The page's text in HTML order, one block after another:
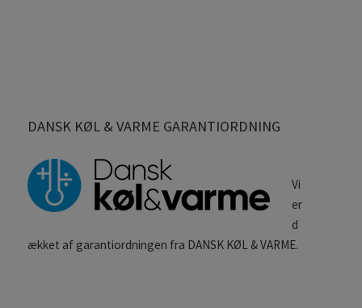
DANSK KØL & VARME GARANTIORDNING
Vi
er
d
ækket af garantiordningen fra DANSK KØL & VARME.